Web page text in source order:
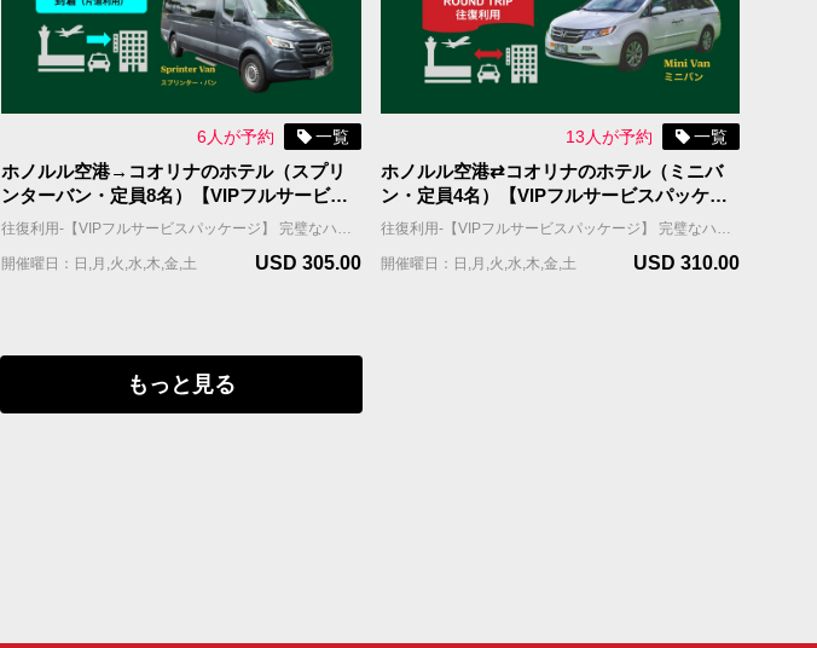
6人が予約 一覧
ホノルル空港→コオリナのホテル（スプリ
ンターバン・定員8名）【VIPフルサービス
パッケージ・片道（到着）】
往復利用-【VIPフルサービスパッケージ】 完璧なハワイ旅行には、チャーリーズタクシーの【VIPフルサービスパッケージ】がお勧めです。お客様を担当するドライバーは事前にアサインされ、到着日、担当ドライバーはお客様のお名前を表示したサインを持ってお出迎えし、待機しているタクシーまでご案内します。 国際線到着の場合；担当ドライバーはFIT出口（個人出口）を出たところで、お客様の名前を表示したサインを持ってお待ちしています。 国内線到着の場合；担当ドライバーはお客様の利用便の荷物ターンテーブルの辺りで、お客様の名前を表示したサインを持ってお待ちしています。 ホテルへの移動中に、お帰りの時間を記載したリマインダーカードをお渡しします。 ＊当サービスはお客様全員が同じ航空便で到着される前提です。同じ時間帯の異なる航空便で到着される場合は到着時間の遅い便をご記入ください。 車両＆乗車案内 ・車種：ミニバン ・乗車人数：8名まで（乳幼児含む） ・機内持ち込み手荷物（ハンドバッグ、機内持ち込み用キャリーバッグなど）の数：車両1台につき合計8個まで ・お預け手荷物（スーツケース、折り畳みの車椅子やベビーカーなど）＋大型荷物（自転車、ゴルフバッグ、サーフボードなど）の数：車両1台につき合計8個まで。 ＊大型荷物には超過料金がかかりますので、追加オプションよりお選びください。大型荷物の上限は2個までとなります。
開催曜日：日,月,火,水,木,金,土 USD 305.00
13人が予約 一覧
ホノルル空港⇄コオリナのホテル（ミニバ
ン・定員4名）【VIPフルサービスパッケー
ジ（往復）】
往復利用-【VIPフルサービスパッケージ】 完璧なハワイ旅行には、チャーリーズタクシーの【VIPフルサービスパッケージ】がお勧めです。お客様を担当するドライバーは往復ともに事前に割り振られ、到着日、担当ドライバーはお客様のお名前を表示したサインを持ってお出迎えし、待機しているタクシーまでご案内します。 国際線到着の場合；担当ドライバーはFIT出口（個人出口）を出たところで、お客様の名前を表示したサインを持ってお待ちしています。 国内線到着の場合；担当ドライバーはお客様の利用便の荷物ターンテーブルの辺りで、お客様の名前を表示したサインを持ってお待ちしています。 ホテルへの移動中に、お帰りの時間を記載したリマインダーカードをお渡しします。 ＊当サービスはお客様全員が同じ航空便で到着される前提です。同じ時間帯の異なる航空便で到着される場合は到着時間の遅い便をご記入ください。 車両＆乗車案内 ・車種：ミニバン ・乗車人数：4名まで（乳幼児含む） ・機内持ち込み手荷物（ハンドバッグ、機内持ち込み用キャリーバッグなど）の数：車両1台につき合計4個まで ・お預け手荷物（スーツケース、折り畳みの車椅子やベビーカーなど）＋大型荷物（自転車、ゴルフバッグ、サーフボードなど）の数：車両1台につき合計4個まで。 ＊大型荷物には超過料金がかかりますので、追加オプションよりお選びください。大型荷物の上限は2個までとなります。
開催曜日：日,月,火,水,木,金,土 USD 310.00
もっと見る